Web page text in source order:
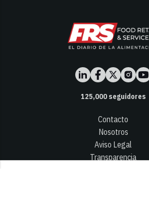
125,000seguidores
Contacto
Nosotros
Aviso Legal
Transparencia